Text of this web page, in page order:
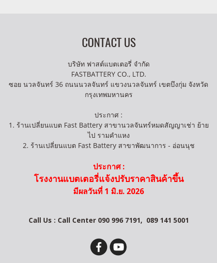
CONTACT US
บริษัท ฟาสต์แบตเตอรี่ จำกัด
FASTBATTERY CO., LTD.
ซอย นวลจันทร์ 36 ถนนนวลจันทร์ แขวงนวลจันทร์ เขตบึงกุ่ม จังหวัด
กรุงเทพมหานคร
ประกาศ :
1. ร้านเปลี่ยนแบต Fast Battery สาขานวลจันทร์หมดสัญญาเช่า ย้าย
ไป รามคำแหง
2. ร้านเปลี่ยนแบต Fast Battery สาขาพัฒนาการ - อ่อนนุช
ประกาศ :
โรงงานแบตเตอรี่แจ้งปรับราคาสินค้าขึ้น
มีผลวันที่ 1 มิ.ย. 2026
Call Us : Call Center 090 996 7191, 089 141 5001